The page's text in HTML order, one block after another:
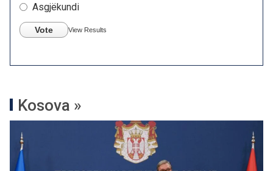
Asgjëkundi
Vote View Results
Kosova »